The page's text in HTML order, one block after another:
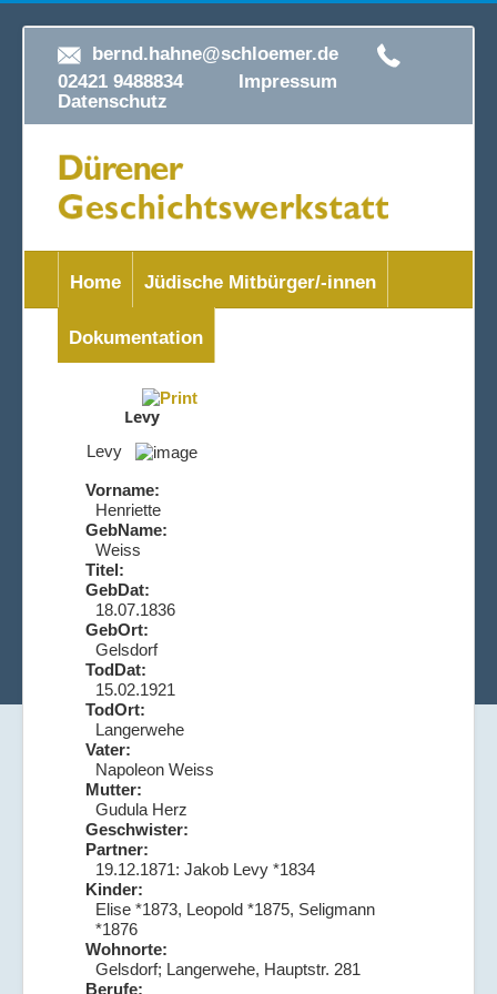
bernd.hahne@schloemer.de
02421 9488834 Impressum
Datenschutz
Home Jüdische Mitbürger/-innen
Dokumentation
Levy
Levy
Vorname:
Henriette
GebName:
Weiss
Titel:
GebDat:
18.07.1836
GebOrt:
Gelsdorf
TodDat:
15.02.1921
TodOrt:
Langerwehe
Vater:
Napoleon Weiss
Mutter:
Gudula Herz
Geschwister:
Partner:
19.12.1871: Jakob Levy *1834
Kinder:
Elise *1873, Leopold *1875, Seligmann
*1876
Wohnorte:
Gelsdorf; Langerwehe, Hauptstr. 281
Berufe: